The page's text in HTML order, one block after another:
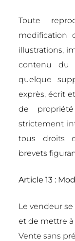
Toute
modification
illustrations,
contenu du
quelque
exprès, écrit
de
strictement
tous droits
brevets
Article 13 :
Le vendeur
et de mettre à
Vente sans